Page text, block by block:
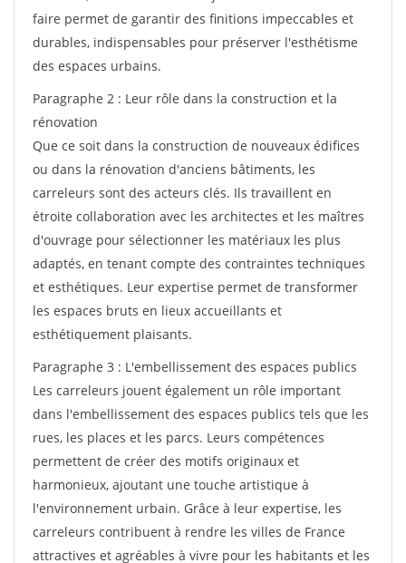
faire permet de garantir des finitions impeccables et
durables, indispensables pour préserver l'esthétisme
des espaces urbains.
Paragraphe 2 : Leur rôle dans la construction et la
rénovation
Que ce soit dans la construction de nouveaux édifices
ou dans la rénovation d'anciens bâtiments, les
carreleurs sont des acteurs clés. Ils travaillent en
étroite collaboration avec les architectes et les maîtres
d'ouvrage pour sélectionner les matériaux les plus
adaptés, en tenant compte des contraintes techniques
et esthétiques. Leur expertise permet de transformer
les espaces bruts en lieux accueillants et
esthétiquement plaisants.
Paragraphe 3 : L'embellissement des espaces publics
Les carreleurs jouent également un rôle important
dans l'embellissement des espaces publics tels que les
rues, les places et les parcs. Leurs compétences
permettent de créer des motifs originaux et
harmonieux, ajoutant une touche artistique à
l'environnement urbain. Grâce à leur expertise, les
carreleurs contribuent à rendre les villes de France
attractives et agréables à vivre pour les habitants et les